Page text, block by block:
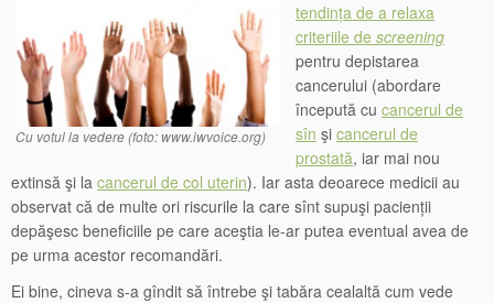
Cu votul la vedere (foto: www.iwvoice.org)
tendința de a relaxa
criteriile de screening
pentru depistarea
cancerului (abordare
începută cu cancerul de
sîn şi cancerul de
prostată, iar mai nou
extinsă şi la cancerul de col uterin). Iar asta deoarece medicii au
observat că de multe ori riscurile la care sînt supuşi pacienții
depăşesc beneficiile pe care aceştia le-ar putea eventual avea de
pe urma acestor recomandări.
Ei bine, cineva s-a gîndit să întrebe şi tabăra cealaltă cum vede